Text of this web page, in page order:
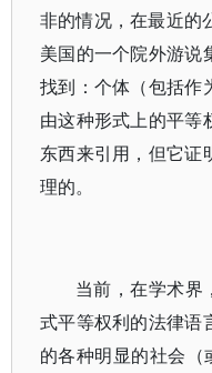
非的情况，在最近的
美国的一个院外游
找到：个体（包括作
由这种形式上的平等
东西来引用，但它证
理的。
当前，在学术界
式平等权利的法律语
的各种明显的社会（